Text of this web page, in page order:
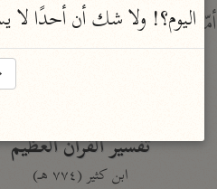
characters for results.
أمّهات
جامع البيان
تفسير القرآن العظيم
ابن كثير (٧٧٤ هـ)
اليوم؟! ولا شك أن أحدًا